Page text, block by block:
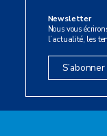
Newsletter
Nous vous
l’actualité, les